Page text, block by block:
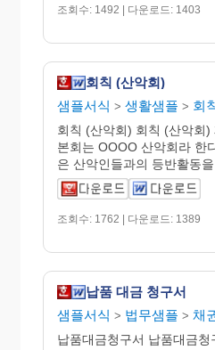
조회수: 1492 | 다운로드: 1403
회칙 (산악회)
샘플서식 > 생활샘플 > 회
회칙 (산악회) 회칙 (산악회
본회는 OOOO 산악회라 한
은 산악인들과의 등반활동
조회수: 1762 | 다운로드: 1389
납품 대금 청구서
샘플서식 > 법무샘플 > 채
납품대금청구서 납품대금